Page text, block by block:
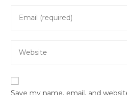
comment
your
address
your
URL
Save my name, email, and